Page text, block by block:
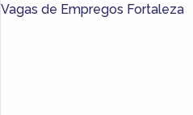
Vagas de Empregos Fortaleza